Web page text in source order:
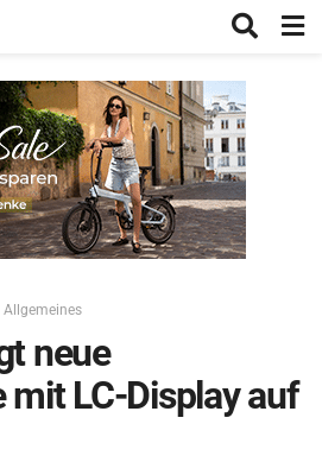
Allgemeines
neue
mit LC-Display auf